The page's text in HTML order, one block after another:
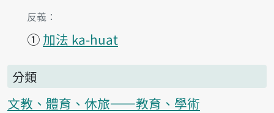
第1項釋義的
反義：
① 加法 ka-huat
分類
文教、體育、休旅——教育、學術